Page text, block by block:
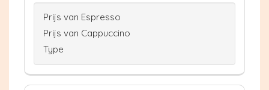
Prijs van Espresso
Prijs van Cappuccino
Type